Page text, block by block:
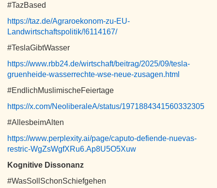
#TazBased
https://taz.de/Agraroekonom-zu-EU-
Landwirtschaftspolitik/!6114167/
#TeslaGibtWasser
https://www.rbb24.de/wirtschaft/beitrag/2025/09/tesla-
gruenheide-wasserrechte-wse-neue-zusagen.html
#EndlichMuslimischeFeiertage
https://x.com/NeoliberaleA/status/1971884341560332305
#AllesbeimAlten
https://www.perplexity.ai/page/caputo-defiende-nuevas-
restric-WgZsWgfXRu6.Ap8U5O5Xuw
Kognitive Dissonanz
#WasSollSchonSchiefgehen